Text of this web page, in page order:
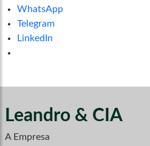
WhatsApp
Telegram
LinkedIn
Leandro & CIA
A Empresa